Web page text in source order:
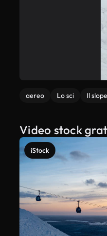
aereo Lo sci Il slope
Video stock
iStock